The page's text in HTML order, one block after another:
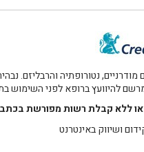
נטורופתיה והרבליזם.
להיוועץ ברופא לפני השימוש
או ללא קבלת רשות מפורשת
ושיווק באינטרנט